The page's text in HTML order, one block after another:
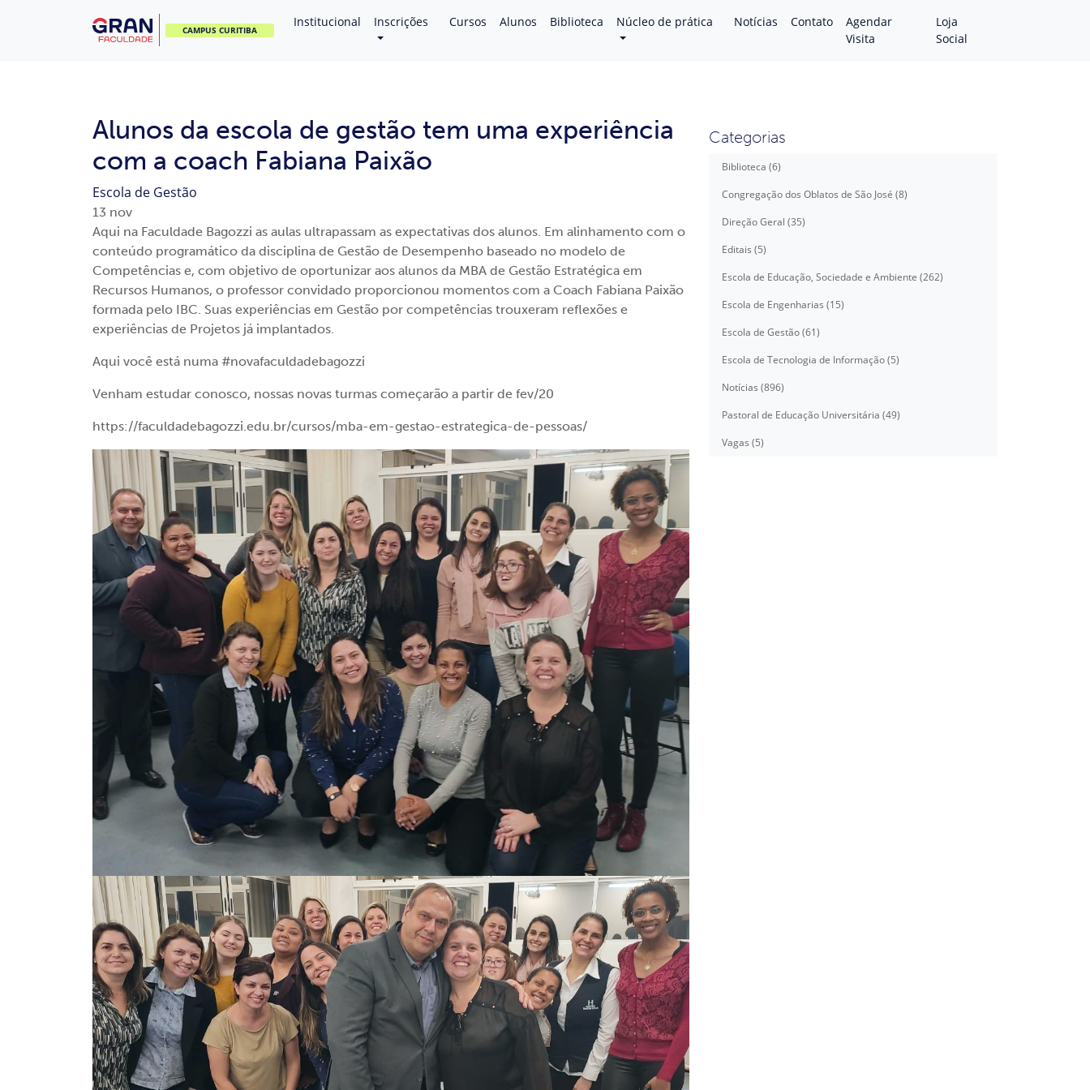
CAMPUS CURITIBA
Institucional Inscrições Cursos Alunos Biblioteca Núcleo de prática Notícias Contato
Agendar
Visita
Loja
Social
Alunos da escola de gestão tem uma experiência
com a coach Fabiana Paixão
Escola de Gestão
13 nov
Aqui na Faculdade Bagozzi as aulas ultrapassam as expectativas dos alunos. Em alinhamento com o
conteúdo programático da disciplina de Gestão de Desempenho baseado no modelo de
Competências e, com objetivo de oportunizar aos alunos da MBA de Gestão Estratégica em
Recursos Humanos, o professor convidado proporcionou momentos com a Coach Fabiana Paixão
formada pelo IBC. Suas experiências em Gestão por competências trouxeram reflexões e
experiências de Projetos já implantados.
Aqui você está numa #novafaculdadebagozzi
Venham estudar conosco, nossas novas turmas começarão a partir de fev/20
https://faculdadebagozzi.edu.br/cursos/mba-em-gestao-estrategica-de-pessoas/
Categorias
Biblioteca (6)
Congregação dos Oblatos de São José (8)
Direção Geral (35)
Editais (5)
Escola de Educação, Sociedade e Ambiente (262)
Escola de Engenharias (15)
Escola de Gestão (61)
Escola de Tecnologia de Informação (5)
Notícias (896)
Pastoral de Educação Universitária (49)
Vagas (5)